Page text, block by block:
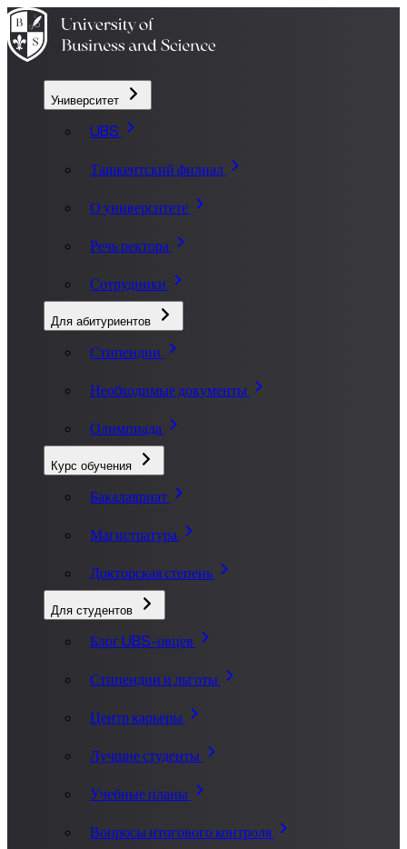
Университет
UBS
Ташкентский филиал
О университете
Речь ректора
Сотрудники
Для абитуриентов
Стипендии
Необходимые документы
Олимпиада
Курс обучения
Бакалавриат
Магистратура
Докторская степень
Для студентов
Блог UBS-овцев
Стипендии и льготы
Центр карьеры
Лучшие студенты
Учебные планы
Вопросы итогового контроля